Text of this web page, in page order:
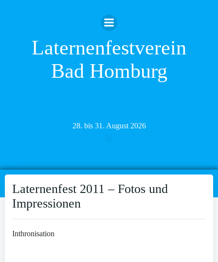
Inhalt
springen
Laternenfestverein
Bad Homburg
28. bis 31. August 2026
Laternenfest 2011 – Fotos und
Impressionen
Inthronisation